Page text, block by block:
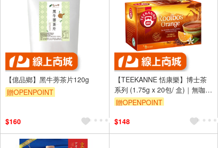
【億品鄉】黑牛蒡茶片120g
贈OPENPOINT
$160
【TEEKANNE 恬康樂】博士茶
系列 (1.75g x 20包/ 盒)｜無咖啡
因 國寶茶
贈OPENPOINT
$148